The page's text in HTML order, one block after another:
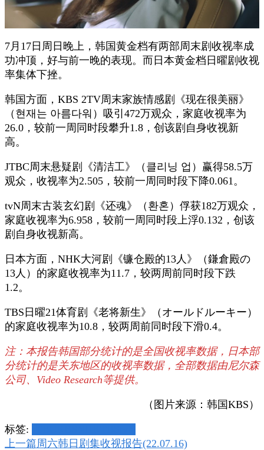
7月17日周日晚上，韩国黄金档有两部周末剧收视率成
功冲顶，好与前一晚的表现。而日本黄金档日曜剧收视
率集体下挫。
韩国方面，KBS 2TV周末家族情感剧《现在很美丽》
（현재는 아름다워）吸引472万观众，家庭收视率为
26.0，较前一周同时段攀升1.8，创该剧自身收视新
高。
JTBC周末悬疑剧《清洁工》（클리닝 업）赢得58.5万
观众，收视率为2.505，较前一周同时段下降0.061。
tvN周末古装玄幻剧《还魂》（환혼）俘获182万观众，
家庭收视率为6.958，较前一周同时段上浮0.132，创该
剧自身收视新高。
日本方面，NHK大河剧《镰仓殿的13人》（鎌倉殿の
13人）的家庭收视率为11.7，较两周前同时段下跌
1.2。
TBS日曜21体育剧《老将新生》（オールドルーキー）
的家庭收视率为10.8，较两周前同时段下滑0.4。
注：本报告韩国部分统计的是全国收视率数据，日本部
分统计的是关东地区的收视率数据，全部数据由尼尔森
公司、Video Research等提供。
（图片来源：韩国KBS）
标签:
上一篇周六韩日剧集收视报告(22.07.16)